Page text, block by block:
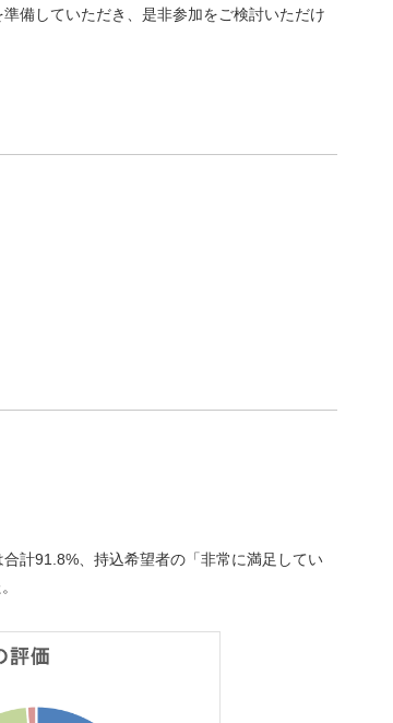
備していただき、是非参加をご検討いただけ
計91.8%、持込希望者の「非常に満足してい